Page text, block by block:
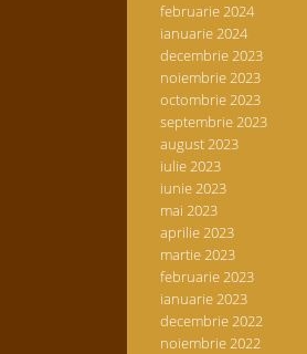
februarie 2024
ianuarie 2024
decembrie 2023
noiembrie 2023
octombrie 2023
septembrie 2023
august 2023
iulie 2023
iunie 2023
mai 2023
aprilie 2023
martie 2023
februarie 2023
ianuarie 2023
decembrie 2022
noiembrie 2022